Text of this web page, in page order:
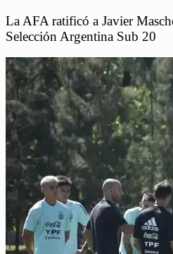
La AFA ratificó a Javier
Selección Argentina Sub 20